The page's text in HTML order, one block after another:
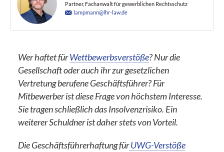
Partner, Fachanwalt für gewerblichen Rechtsschutz
lampmann@lhr-law.de
Wer haftet fürWettbewerbsverstöße? Nur die
Gesellschaft oder auch ihr zur gesetzlichen
Vertretung berufene Geschäftsführer? Für
Mitbewerber ist diese Frage von höchstem Interesse.
Sie tragen schließlich das Insolvenzrisiko. Ein
weiterer Schuldner ist daher stets von Vorteil.
Die Geschäftsführerhaftung fürUWG-Verstöße